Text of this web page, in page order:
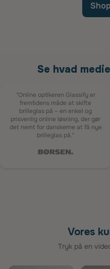
Se hvad
"Online optikeren Glassify er
fremtidens måde at skifte
brilleglas på – en enkel og
prisvenlig online løsning, der gør
det nemt for danskerne at få nye
brilleglas på."
Vores
Tryk på en